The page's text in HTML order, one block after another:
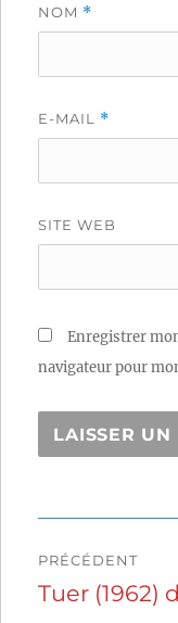
NOM *
E-MAIL *
SITE WEB
Enregistrer
navigateur pour
de
PRÉCÉDENT
Publication
Tuer (1962)